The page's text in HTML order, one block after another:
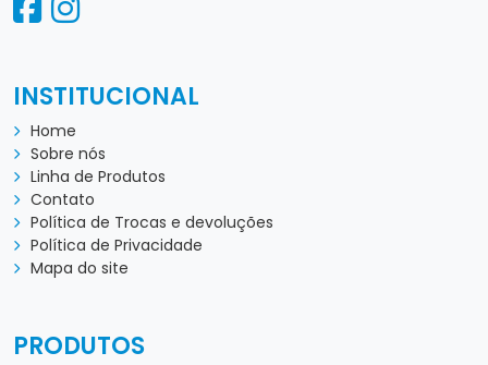
INSTITUCIONAL
Home
Sobre nós
Linha de Produtos
Contato
Política de Trocas e devoluções
Política de Privacidade
Mapa do site
PRODUTOS